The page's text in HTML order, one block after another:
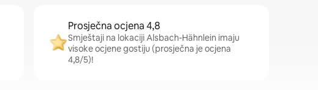
Prosječna ocjena 4,8
Smještaji na lokaciji Alsbach-Hähnlein imaju
visoke ocjene gostiju (prosječna je ocjena
4,8/5)!